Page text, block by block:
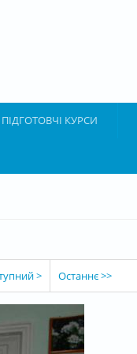
ПІДГОТОВЧІ КУРСИ
> Останнє >>